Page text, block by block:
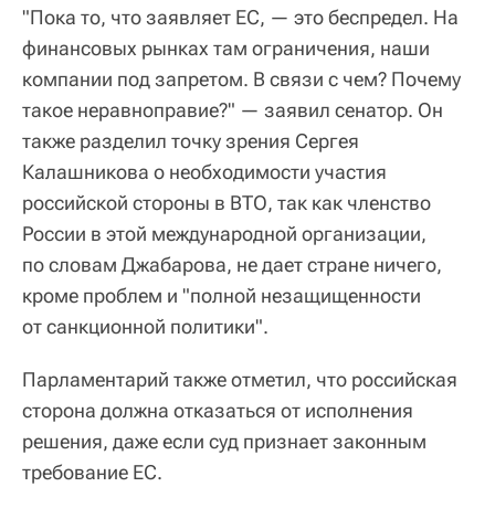
"Пока то, что заявляет ЕС, — это беспредел. На
финансовых рынках там ограничения, наши
компании под запретом. В связи с чем? Почему
такое неравноправие?" — заявил сенатор. Он
также разделил точку зрения Сергея
Калашникова о необходимости участия
российской стороны в ВТО, так как членство
России в этой международной организации,
по словам Джабарова, не дает стране ничего,
кроме проблем и "полной незащищенности
от санкционной политики".
Парламентарий также отметил, что российская
сторона должна отказаться от исполнения
решения, даже если суд признает законным
требование ЕС.